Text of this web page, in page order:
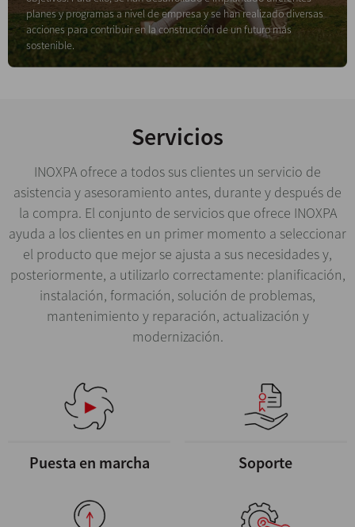
planes y programas a nivel de empresa y se han realizado diversas
acciones para contribuir en la construcción de un futuro más
sostenible.
Servicios
INOXPA ofrece a todos sus clientes un servicio de
asistencia y asesoramiento antes, durante y después de
la compra. El conjunto de servicios que ofrece INOXPA
ayuda a los clientes en un primer momento a seleccionar
el producto que mejor se ajusta a sus necesidades y,
posteriormente, a utilizarlo correctamente: planificación,
instalación, formación, solución de problemas,
mantenimiento y reparación, actualización y
modernización.
Puesta en marcha Soporte